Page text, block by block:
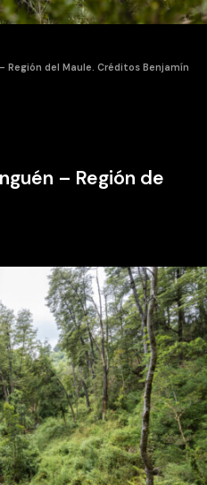
Región del Maule. Créditos Benjamín
– Región de